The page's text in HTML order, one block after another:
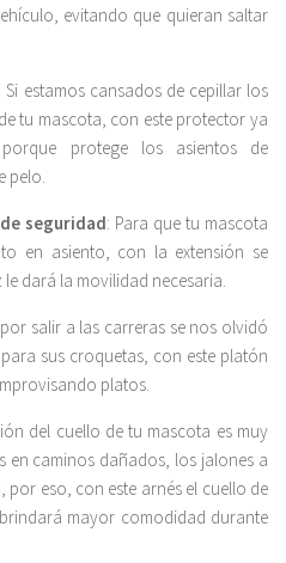
evitando que quieran saltar
Si estamos cansados de cepillar los
tu mascota, con este protector ya
protege los asientos de
pelo.
seguridad: Para que tu mascota
en asiento, con la extensión se
dará la movilidad necesaria.
salir a las carreras se nos olvidó
sus croquetas, con este platón
platos.
del cuello de tu mascota es muy
en caminos dañados, los jalones a
por eso, con este arnés el cuello de
mayor comodidad durante